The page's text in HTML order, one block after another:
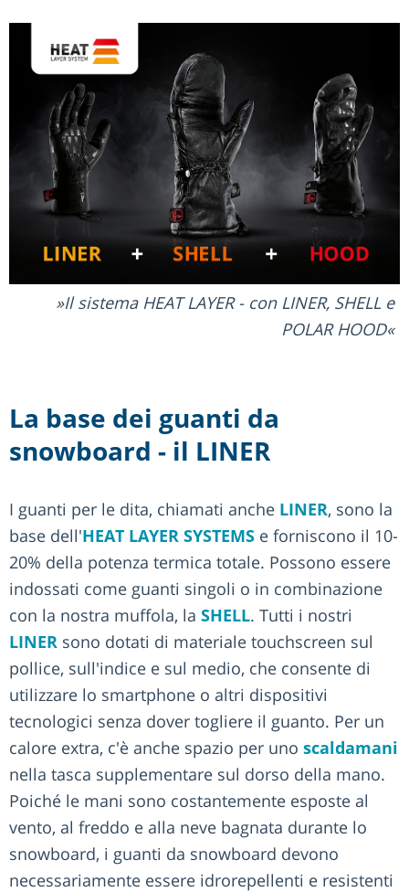
Il sistema HEAT LAYER - con LINER, SHELL e
POLAR HOOD
La base dei guanti da
snowboard - il LINER
I guanti per le dita, chiamati anche LINER, sono la
base dell'HEAT LAYER SYSTEMS e forniscono il 10-
20% della potenza termica totale. Possono essere
indossati come guanti singoli o in combinazione
con la nostra muffola, la SHELL. Tutti i nostri
LINER sono dotati di materiale touchscreen sul
pollice, sull'indice e sul medio, che consente di
utilizzare lo smartphone o altri dispositivi
tecnologici senza dover togliere il guanto. Per un
calore extra, c'è anche spazio per uno scaldamani
nella tasca supplementare sul dorso della mano.
Poiché le mani sono costantemente esposte al
vento, al freddo e alla neve bagnata durante lo
snowboard, i guanti da snowboard devono
necessariamente essere idrorepellenti e resistenti